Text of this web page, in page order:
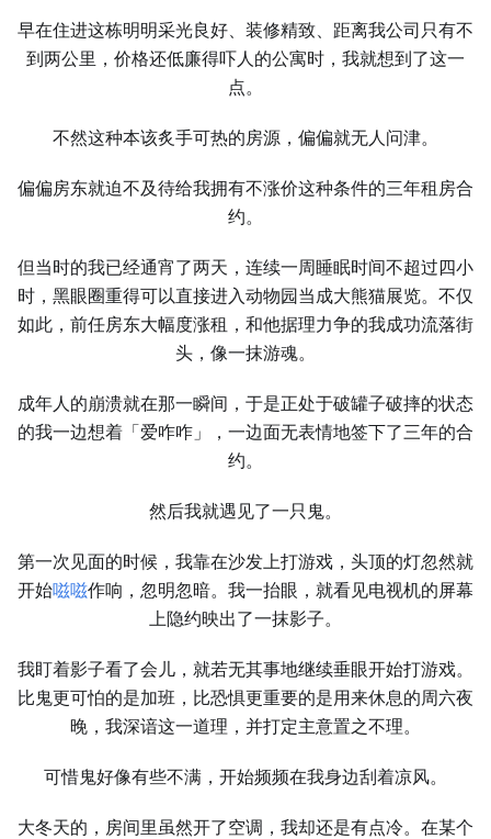
早在住进这栋明明采光良好、装修精致、距离我公司只有不
到两公里，价格还低廉得吓人的公寓时，我就想到了这一
点。
不然这种本该炙手可热的房源，偏偏就无人问津。
偏偏房东就迫不及待给我拥有不涨价这种条件的三年租房合
约。
但当时的我已经通宵了两天，连续一周睡眠时间不超过四小
时，黑眼圈重得可以直接进入动物园当成大熊猫展览。不仅
如此，前任房东大幅度涨租，和他据理力争的我成功流落街
头，像一抹游魂。
成年人的崩溃就在那一瞬间，于是正处于破罐子破摔的状态
的我一边想着「爱咋咋」，一边面无表情地签下了三年的合
约。
然后我就遇见了一只鬼。
第一次见面的时候，我靠在沙发上打游戏，头顶的灯忽然就
开始嗞嗞作响，忽明忽暗。我一抬眼，就看见电视机的屏幕
上隐约映出了一抹影子。
我盯着影子看了会儿，就若无其事地继续垂眼开始打游戏。
比鬼更可怕的是加班，比恐惧更重要的是用来休息的周六夜
晚，我深谙这一道理，并打定主意置之不理。
可惜鬼好像有些不满，开始频频在我身边刮着凉风。
大冬天的，房间里虽然开了空调，我却还是有点冷。在某个